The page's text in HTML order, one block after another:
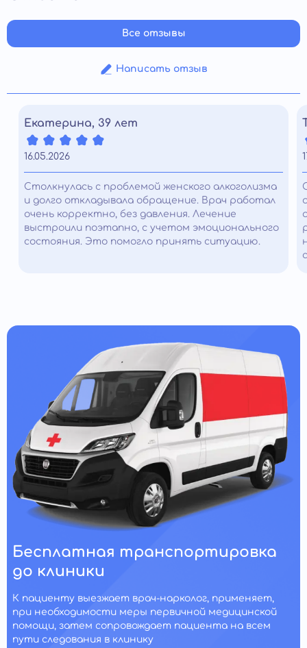
Написать отзыв
Все отзывы
Екатерина, 39 лет
16.05.2026
Столкнулась с проблемой женского алкоголизма
и долго откладывала обращение. Врач работал
очень корректно, без давления. Лечение
выстроили поэтапно, с учетом эмоционального
состояния. Это помогло принять ситуацию.
Бесплатная транспортировка
до клиники
К пациенту выезжает врач-нарколог, применяет,
при необходимости меры первичной медицинской
помощи, затем сопровождает пациента на всем
пути следования в клинику